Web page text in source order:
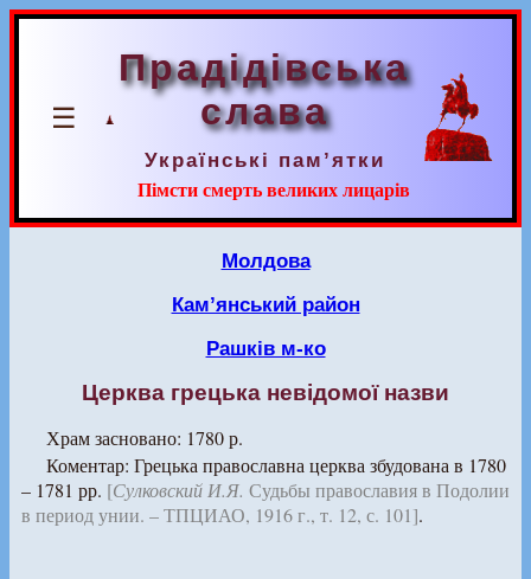
☰
Прадідівська
слава
Українські пам’ятки
Пімсти смерть великих лицарів
Молдова
Кам’янський район
Рашків м-ко
Церква грецька невідомої назви
Храм засновано: 1780 р.
Коментар: Грецька православна церква збудована в 1780
– 1781 рр. [Сулковский И.Я. Судьбы православия в Подолии
в период унии. – ТПЦИАО, 1916 г., т. 12, с. 101].